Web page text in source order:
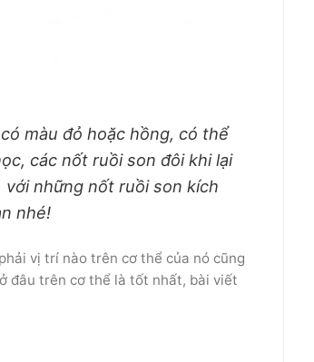
màu đỏ hoặc hồng, có thể
các nốt ruồi son đôi khi lại
với những nốt ruồi son kích
nhé!
vị trí nào trên cơ thể của nó cũng
đâu trên cơ thể là tốt nhất, bài viết